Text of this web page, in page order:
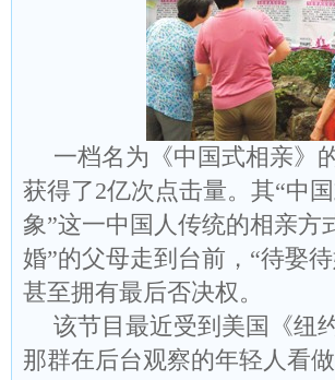
一档名为《中国式相亲》
获得了2亿次点击量。其“中
象”这一中国人传统的相亲方
婚”的父母走到台前，“待娶
甚至拥有最后否决权。
该节目最近受到美国《纽
那群在后台观察的年轻人看